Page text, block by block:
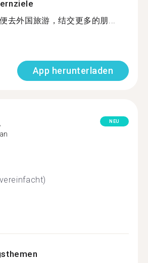
去外国旅游，结交更多的朋...
App herunterladen
NEU